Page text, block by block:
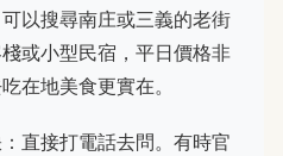
以搜尋南庄或三義的老街
或小型民宿，平日價格非
在地美食更實在。
直接打電話去問。有時官